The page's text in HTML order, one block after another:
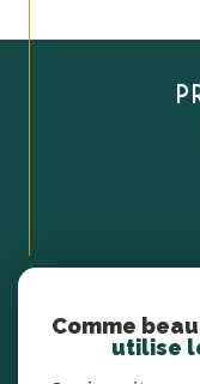
Comme
utilise